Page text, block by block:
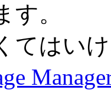
。
はい